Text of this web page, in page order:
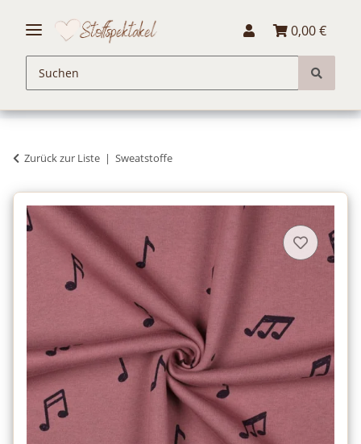
0,00 €
Zurück zur Liste Sweatstoffe